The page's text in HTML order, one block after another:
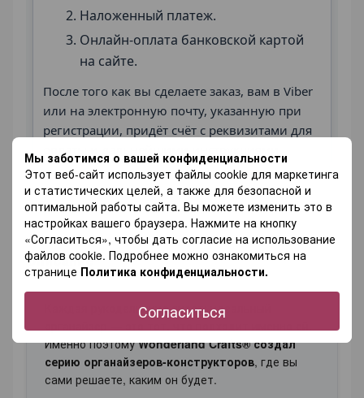
Мы заботимся о вашей конфиденциальности
Этот веб-сайт использует файлы cookie для маркетинга
и статистических целей, а также для безопасной и
оптимальной работы сайта. Вы можете изменить это в
настройках вашего браузера. Нажмите на кнопку
«Согласиться», чтобы дать согласие на использование
файлов cookie. Подробнее можно ознакомиться на
странице Политика конфиденциальности.
Согласиться
Наложенный платеж.
Онлайн-оплата банковской картой
на сайте.
После того как вы сделаете заказ, вам в Viber
или на электронную почту, указанную при
регистрации, придёт счёт с реквизитами для
оплаты и дальнейшими инструкциями.
Описание
Каждая рукодельница знает: идеальный
Именно поэтомуWonderland Crafts® создал
серию органайзеров-конструкторов, где вы
сами решаете, каким он будет.